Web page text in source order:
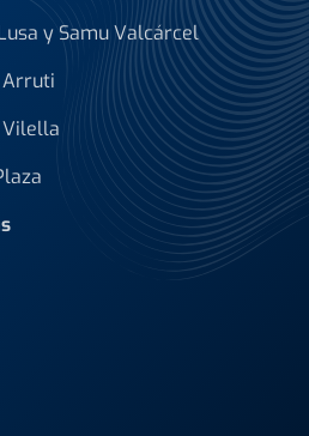
y Samu Valcárcel
Arruti
Vilella